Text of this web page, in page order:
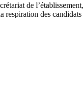
de
respiration des